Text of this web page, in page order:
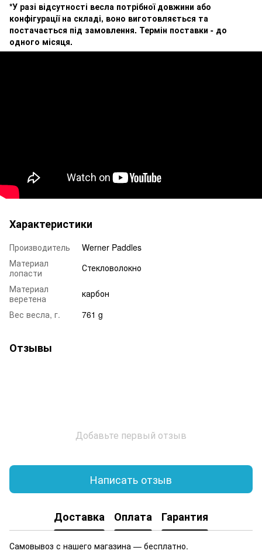
*У разі відсутності весла потрібної довжини або
конфігурації на складі, воно виготовляється та
постачається під замовлення. Термін поставки - до
одного місяця.
Характеристики
Производитель
Werner Paddles
Материал
лопасти
Стекловолокно
Материал
веретена
карбон
Вес весла, г.
761 g
Отзывы
Добавьте первый отзыв
Написать отзыв
Доставка Оплата Гарантия
Самовывоз с нашего магазина — бесплатно.